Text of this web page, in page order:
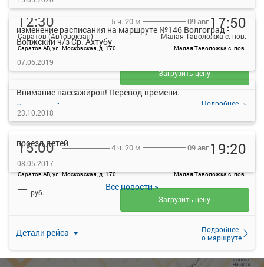
12:30
Саратов (Автовокзал)
Саратов АВ, ул. Московская, д. 170
5 ч. 20 м 09 авг 17:50
Малая Таволожка с. пов.
Малая Таволожка с. пов.
Детали рейса
Подробнее
— руб.
Загрузить цену
15:00
Саратов (Автовокзал)
Саратов АВ, ул. Московская, д. 170
4 ч. 20 м 09 авг 19:20
Малая Таволожка с. пов.
Детали рейса
Подробнее
о маршруте
— руб.
Загрузить цену
изменение расписания на маршруте №146 Волгоград -
Волжский ч/з Ср. Ахтубу
07.06.2019
Внимание пассажиров! Перевод времени.
23.10.2018
проезд детей
08.05.2017
Все новости »